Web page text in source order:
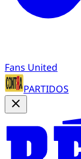
Fans United
PARTIDOS